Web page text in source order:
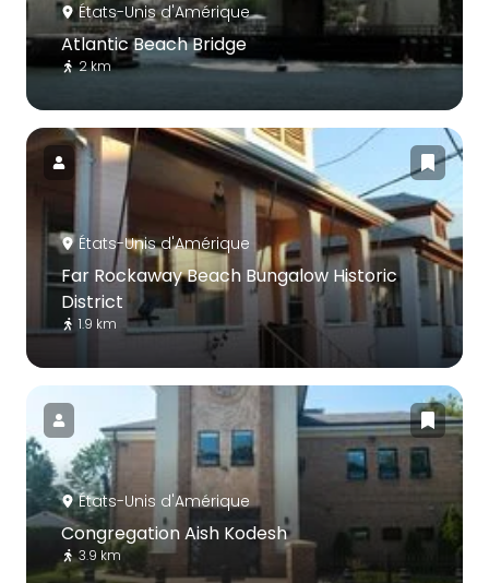
États-Unis d'Amérique
Atlantic Beach Bridge
2 km
États-Unis d'Amérique
Far Rockaway Beach Bungalow Historic
District
1.9 km
États-Unis d'Amérique
Congregation Aish Kodesh
3.9 km